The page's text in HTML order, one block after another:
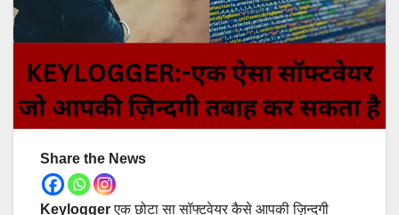
Share the News
Keyloggerएक छोटा सा सॉफ्टवेयर कैसे आपकी ज़िन्दगी